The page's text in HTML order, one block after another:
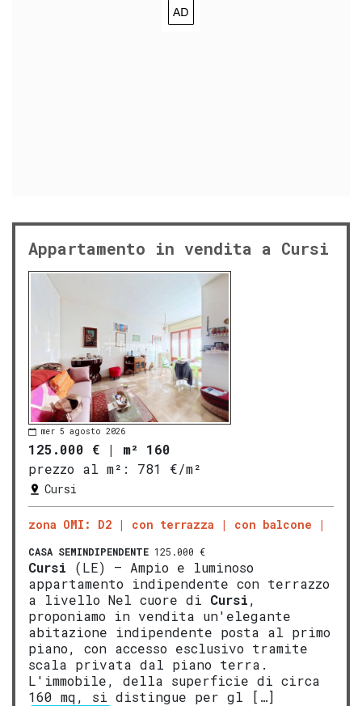
Appartamento in vendita a Cursi
mer 5 agosto 2026
125.000 € | m² 160
prezzo al m²:
781 €/m²
Cursi
zona OMI: D2 con terrazza con balcone
CASA SEMINDIPENDENTE 125.000 €
Cursi (LE) – Ampio e luminoso
appartamento indipendente con terrazzo
a livello Nel cuore di Cursi,
proponiamo in vendita un'elegante
abitazione indipendente posta al primo
piano, con accesso esclusivo tramite
scala privata dal piano terra.
L'immobile, della superficie di circa
160 mq, si distingue per gl […]